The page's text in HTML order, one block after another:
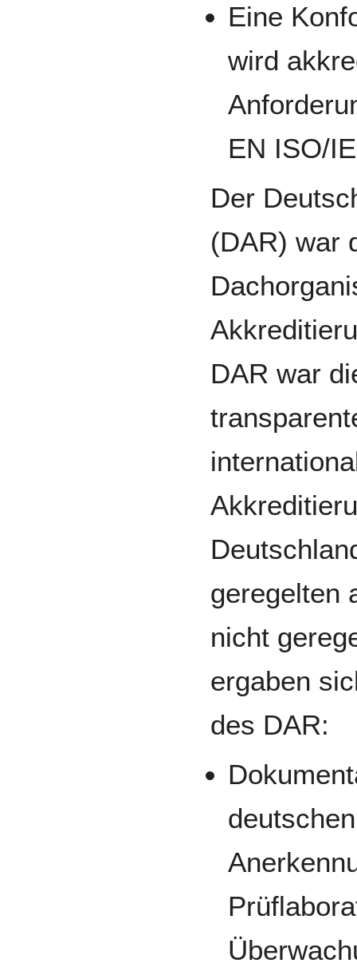
Eine
wird
EN ISO/
Der
(DAR) war
DAR war
geregelten
nicht
ergaben
des DAR: